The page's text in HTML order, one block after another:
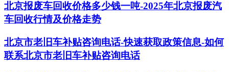
北京报废车回收价格多少钱一吨-2025年北京报废汽
车回收行情及价格走势
北京市老旧车补贴咨询电话-快速获取政策信息-如何
联系北京市老旧车补贴咨询电话